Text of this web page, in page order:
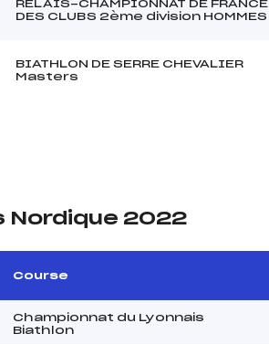
RELAIS-CHAMPIONNAT DE FRANCE
DES CLUBS 2ème division HOMMES
BIATHLON DE SERRE CHEVALIER
Masters
Nordique 2022
Course
Championnat du Lyonnais
Biathlon